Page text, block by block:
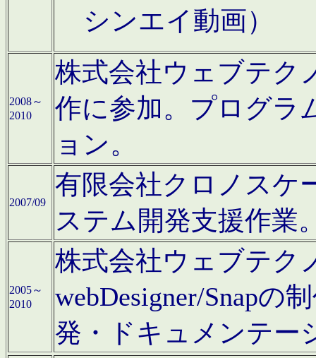
シンエイ動画）
2008～
2010
株式会社ウェブテク
作に参加。プログラ
ョン。
2007/09
有限会社クロノスケ
ステム開発支援作業
2005～
2010
株式会社ウェブテク
webDesigner/Snapの
発・ドキュメンテー